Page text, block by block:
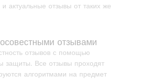
и актуальные отзывы от таких же
отзывами
отзывов с помощью
защиты. Все отзывы проходят
алгоритмами на предмет